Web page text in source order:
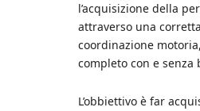
l’acquisizione della
attraverso una
coordinazione
completo con e senza
L’obbiettivo è far